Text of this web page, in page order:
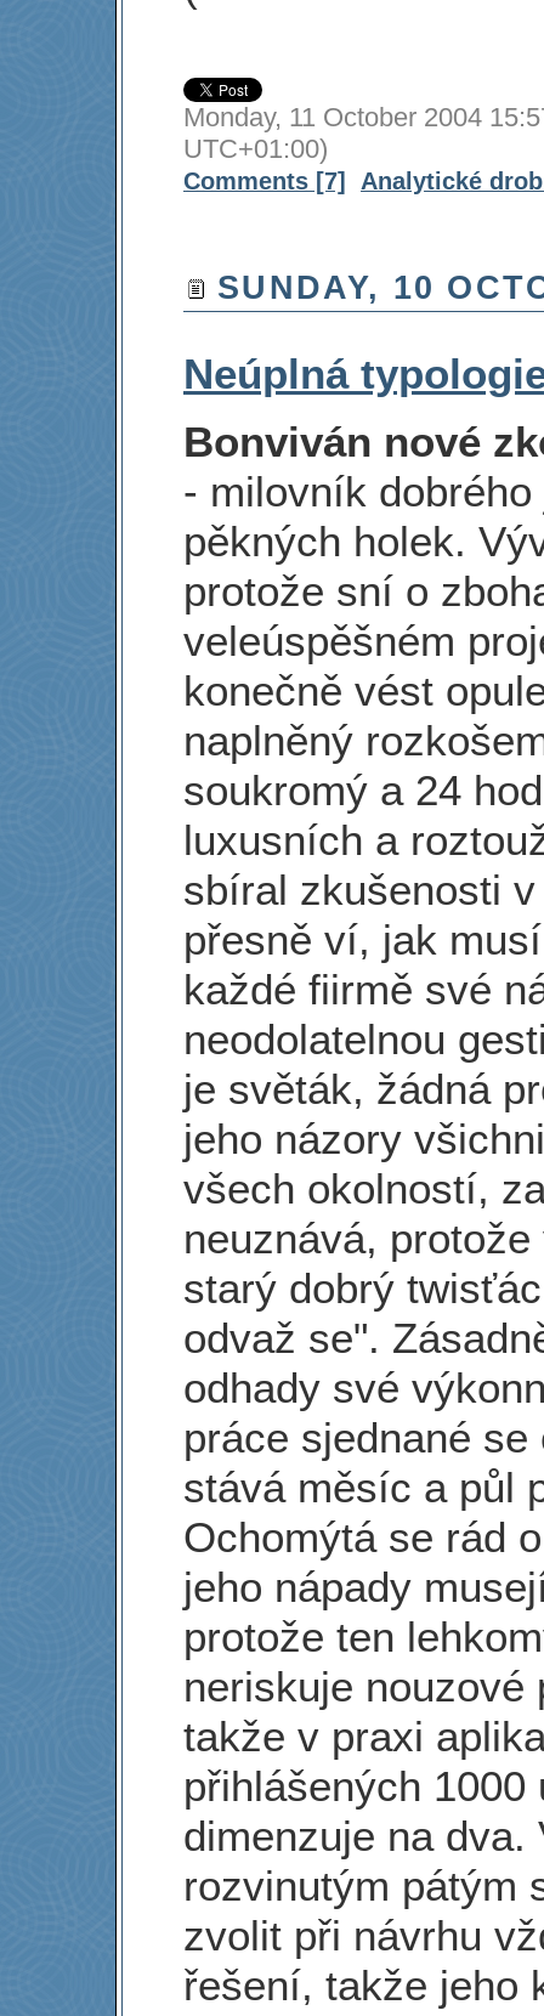
Monday, 11 October 2004
UTC+01:00)
Comments [7] Analytické
SUNDAY, 10
Neúplná
Bonviván nové
- milovník
pěkných holek.
protože sní o
veleúspěšném
konečně vést
naplněný
soukromý a 24
luxusních a
sbíral zkušenosti
přesně ví, jak
každé fiirmě své
neodolatelnou
je světák, žádná
jeho názory
všech okolností,
neuznává,
starý dobrý
odvaž se".
odhady své
práce sjednané
stává měsíc a půl
Ochomýtá se rád
jeho nápady
protože ten
neriskuje
takže v praxi
přihlášených
dimenzuje na dva.
rozvinutým pátým
zvolit při návrhu
řešení, takže jeho